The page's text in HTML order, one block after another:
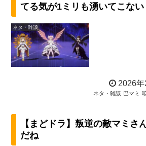
てる気が1ミリも湧いてこない
ネタ・雑談
2026年
ネタ・雑談 巴マミ
【まどドラ】叛逆の敵マミさ
だね